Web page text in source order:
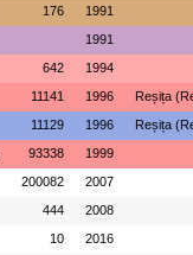
176 1991
1991
642 1994
11141 1996 Reșița
11129 1996 Reșița
93338 1999
200082 2007
444 2008
10 2016